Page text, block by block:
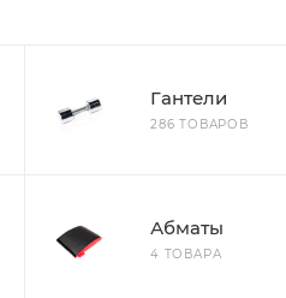
Гантели
286 ТОВАРОВ
Абматы
4 ТОВАРА